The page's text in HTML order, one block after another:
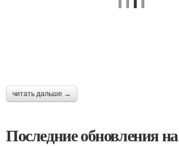
читать дальше →
Последние обновления